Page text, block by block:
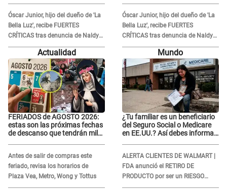
Óscar Junior, hijo del dueño de 'La
Bella Luz', recibe FUERTES
CRÍTICAS tras denuncia de Naldy
Saldaña contra su tío: "Cómplice"
Óscar Junior, hijo del dueño de 'La
Bella Luz', recibe FUERTES
CRÍTICAS tras denuncia de Naldy
Saldaña contra su tío: "Cómplice"
Actualidad
FERIADOS de AGOSTO 2026:
estas son las próximas fechas
de descanso que tendrán miles
Antes de salir de compras este
feriado, revisa los horarios de
Plaza Vea, Metro, Wong y Tottus
Mundo
¿Tu familiar es un beneficiario
del Seguro Social o Medicare
en EE.UU.? Así debes informar
ALERTA CLIENTES DE WALMART |
FDA anunció el RETIRO DE
PRODUCTO por ser un RIESGO
MORTAL para consumidores: ¿Cuál